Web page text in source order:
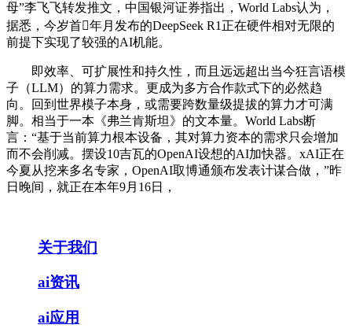
母”李飞飞转发推文，中国银河证券指出，World Labs认为，
据悉，今岁首年月发布的DeepSeek R1正在硬件相对无限的
前提下实现了较强的AI机能。
即效率、可扩展性和持久性，而且远远超出当今狂言语模
子（LLM）的算力需求。更成为多方合作款式下的必然趋
向。回到世界模子本身，或需要跨数量级提拔的算力才可满
脚。相当于一本《弗兰肯斯坦》的文本量。World Labs断
言：“基于当前算力根本设备，其对算力资本的需求只会增加
而不会削减。摆设10吉瓦的OpenAI设想的AI加快器。xAI正在
今夏从挖来多名专家，OpenAI取博通颁布发表计谋合做，”昨
日晚间，就正在本年9月16日，
关于我们
ai资讯
ai应用